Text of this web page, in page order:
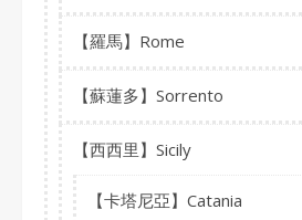
【羅馬】Rome
【蘇蓮多】Sorrento
【西西里】Sicily
【卡塔尼亞】Catania